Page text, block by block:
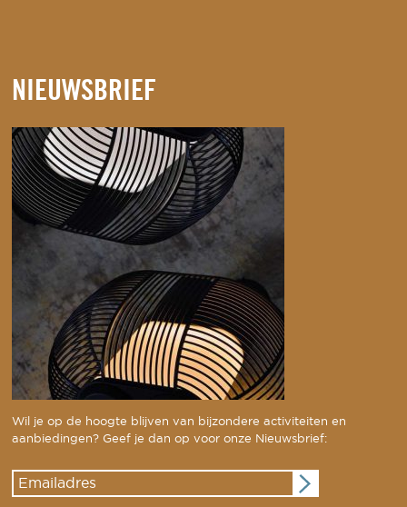
NIEUWSBRIEF
Wil je op de hoogte blijven van bijzondere activiteiten en
aanbiedingen? Geef je dan op voor onze Nieuwsbrief: